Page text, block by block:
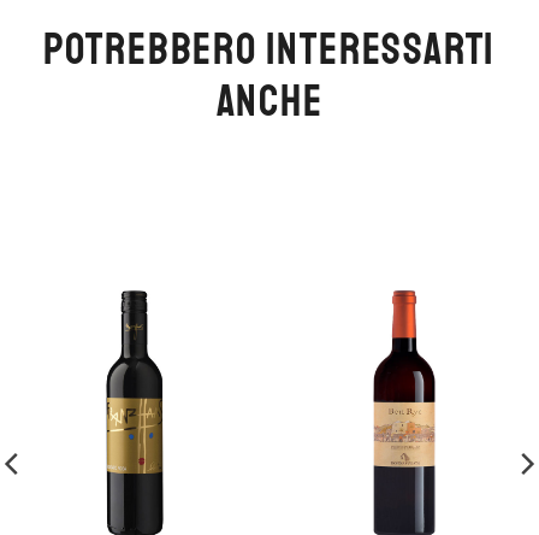
POTREBBERO INTERESSARTI
ANCHE